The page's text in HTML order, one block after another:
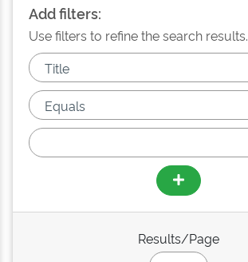
Add filters:
Use filters to refine the search results.
Results/Page